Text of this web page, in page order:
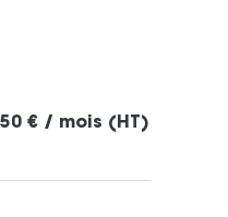
€ / mois (HT)